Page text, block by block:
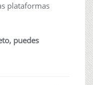
plataformas
puedes